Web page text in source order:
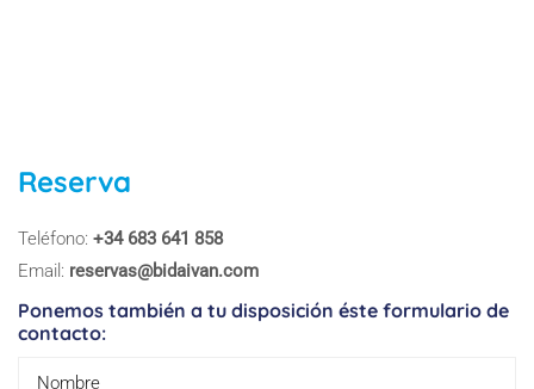
Reserva
Teléfono: +34 683 641 858
Email: reservas@bidaivan.com
Ponemos también a tu disposición éste formulario de
contacto: